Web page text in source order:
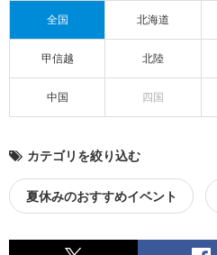
全国 北海道
甲信越 北陸
中国 四国
カテゴリを絞り込む
夏休みのおすすめイベント